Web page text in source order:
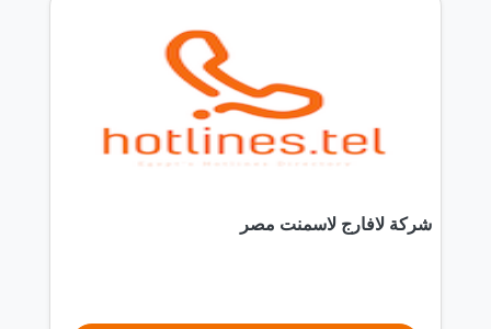
شركة لافارج لاسمنت مصر